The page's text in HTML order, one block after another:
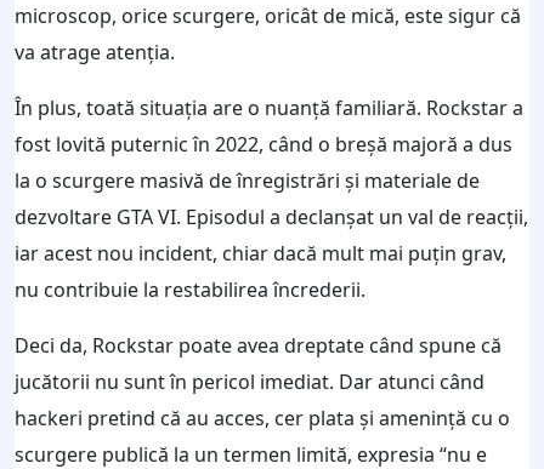
microscop, orice scurgere, oricât de mică, este sigur că
va atrage atenția.
În plus, toată situația are o nuanță familiară. Rockstar a
fost lovită puternic în 2022, când o breșă majoră a dus
la o scurgere masivă de înregistrări și materiale de
dezvoltare GTA VI. Episodul a declanșat un val de reacții,
iar acest nou incident, chiar dacă mult mai puțin grav,
nu contribuie la restabilirea încrederii.
Deci da, Rockstar poate avea dreptate când spune că
jucătorii nu sunt în pericol imediat. Dar atunci când
hackeri pretind că au acces, cer plata și amenință cu o
scurgere publică la un termen limită, expresia “nu e